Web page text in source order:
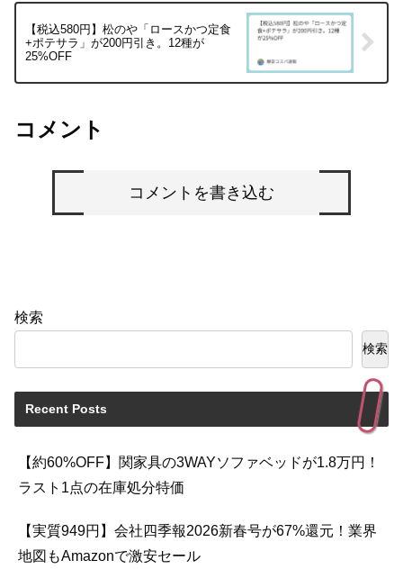
【税込580円】松のや「ロースかつ定食
+ポテサラ」が200円引き。12種が
25%OFF
コメント
コメントを書き込む
検索
検索
Recent Posts
【約60%OFF】関家具の3WAYソファベッドが1.8万円！
ラスト1点の在庫処分特価
【実質949円】会社四季報2026新春号が67%還元！業界
地図もAmazonで激安セール